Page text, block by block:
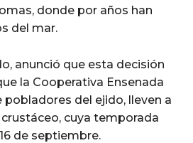
donde por años han
del mar.
anunció que esta decisión
la Cooperativa Ensenada
pobladores del ejido, lleven a
cuya temporada
de septiembre.